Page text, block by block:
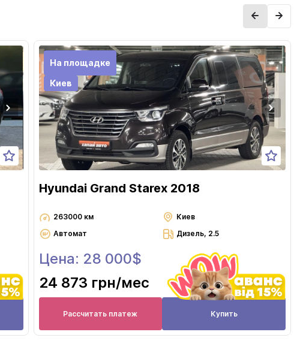
На площадке
Киев
Hyundai Grand Starex 2018
263000 км
Киев
Автомат
Дизель, 2.5
Цена: 28 000$
24 873 грн/мес
Рассчитать платеж Купить